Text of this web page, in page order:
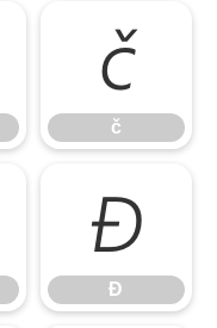
č
č
Đ
Đ